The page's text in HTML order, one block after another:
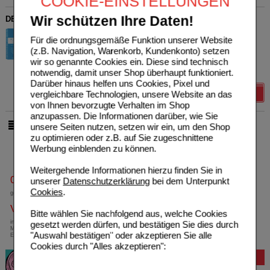
Wir schützen Ihre Daten!
Für die ordnungsgemäße Funktion unserer Website
(z.B. Navigation, Warenkorb, Kundenkonto) setzen
wir so genannte Cookies ein. Diese sind technisch
notwendig, damit unser Shop überhaupt funktioniert.
Darüber hinaus helfen uns Cookies, Pixel und
vergleichbare Technologien, unsere Website an das
von Ihnen bevorzugte Verhalten im Shop
anzupassen. Die Informationen darüber, wie Sie
unsere Seiten nutzen, setzen wir ein, um den Shop
zu optimieren oder z.B. auf Sie zugeschnittene
Werbung einblenden zu können.
Weitergehende Informationen hierzu finden Sie in
unserer Datenschutzerklärungbei dem Unterpunkt
Cookies.
Bitte wählen Sie nachfolgend aus, welche Cookies
gesetzt werden dürfen, und bestätigen Sie dies durch
"Auswahl bestätigen" oder akzeptieren Sie alle
Cookies durch "Alles akzeptieren":
DETOX-Pulver 24-Tage-Kur
01842882
180g Pulver
UVP**
Unser Preis*
Sie sparen 5,60 €
Grundpreis
124,39 €
pro Seite
0800-10 11 422
gebührenfreie Rufnummer
Versandkostenfrei
innerhalb Deutschlands bei einem
Mindestbestellwert von 13,99 Euro oder bei
Einsendung eines Kassenrezeptes